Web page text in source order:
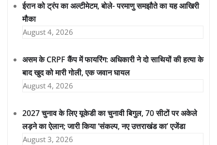
ईरान को ट्रंप का अल्टीमेटम, बोले- परमाणु समझौते का यह आखिरी
मौका
August 4, 2026
असम के CRPF कैंप में फायरिंग: अधिकारी ने दो साथियों की हत्या के
बाद खुद को मारी गोली, एक जवान घायल
August 4, 2026
2027 चुनाव के लिए यूकेडी का चुनावी बिगुल, 70 सीटों पर अकेले
लड़ने का ऐलान; जारी किया ‘संकल्प, नए उत्तराखंड का’ एजेंडा
August 3, 2026